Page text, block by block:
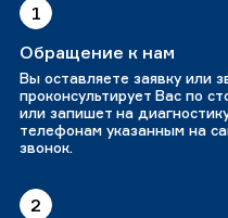
1
Обращение к нам
Вы оставляете заявку или
проконсультирует Вас по
или запишет на
телефонам указанным на
звонок.
2